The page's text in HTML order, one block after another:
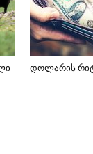
დოლარის